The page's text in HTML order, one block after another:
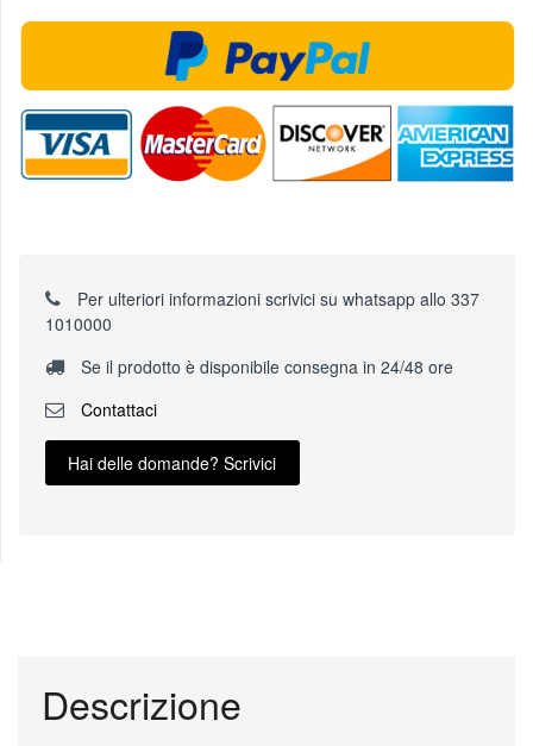
Per ulteriori informazioni scrivici su whatsapp allo 337
1010000
Se il prodotto è disponibile consegna in 24/48 ore
Contattaci
Hai delle domande? Scrivici
Descrizione